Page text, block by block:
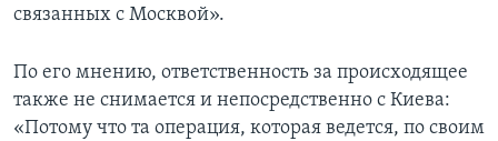
связанных с Москвой».
По его мнению, ответственность за происходящее
также не снимается и непосредственно с Киева:
«Потому что та операция, которая ведется, по своим